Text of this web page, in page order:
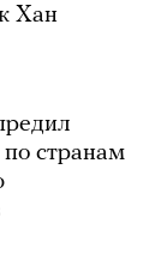
Хан
странам